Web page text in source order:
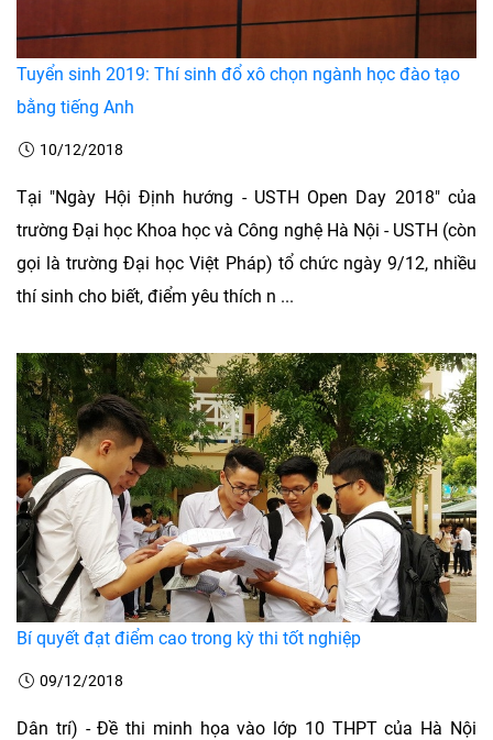
Tuyển sinh 2019: Thí sinh đổ xô chọn ngành học đào tạo
bằng tiếng Anh
10/12/2018
Tại "Ngày Hội Định hướng - USTH Open Day 2018" của
trường Đại học Khoa học và Công nghệ Hà Nội - USTH (còn
gọi là trường Đại học Việt Pháp) tổ chức ngày 9/12, nhiều
thí sinh cho biết, điểm yêu thích n ...
Bí quyết đạt điểm cao trong kỳ thi tốt nghiệp
09/12/2018
Dân trí) - Đề thi minh họa vào lớp 10 THPT của Hà Nội